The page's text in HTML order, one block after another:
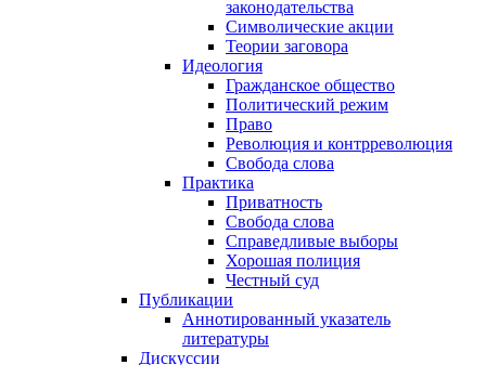
законодательства
Символические акции
Теории заговора
Идеология
Гражданское общество
Политический режим
Право
Революция и контрреволюция
Свобода слова
Практика
Приватность
Свобода слова
Справедливые выборы
Хорошая полиция
Честный суд
Публикации
Аннотированный указатель
литературы
Дискуссии